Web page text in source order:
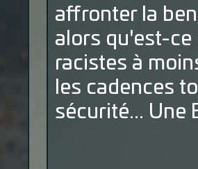
affronter la
alors qu'est-ce
racistes à
les cadences
sécurité... Une